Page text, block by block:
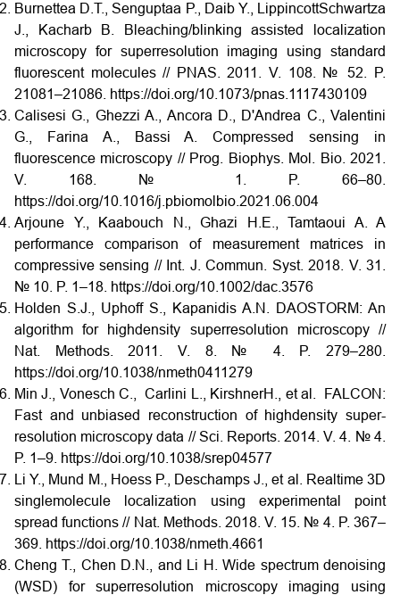
Burnettea D.T., Senguptaa P., Daib Y., Lippincott­Schwartza
J., Kacharb B. Bleaching/blinking assisted localization
microscopy for superresolution imaging using standard
fluorescent molecules // PNAS. 2011. V. 108. № 52. P.
21081–21086. https://doi.org/10.1073/pnas.1117430109
Calisesi G., Ghezzi A., Ancora D., D'Andrea C., Valentini
G., Farina A., Bassi A. Compressed sensing in
fluorescence microscopy // Prog. Biophys. Mol. Bio. 2021.
V. 168. № 1. P. 66–80.
https://doi.org/10.1016/j.pbiomolbio.2021.06.004
Arjoune Y., Kaabouch N., Ghazi H.E., Tamtaoui A. A
performance comparison of measurement matrices in
compressive sensing // Int. J. Commun. Syst. 2018. V. 31.
№ 10. P. 1–18. https://doi.org/10.1002/dac.3576
Holden S.J., Uphoff S., Kapanidis A.N. DAOSTORM: An
algorithm for high­density super­resolution microscopy //
Nat. Methods. 2011. V. 8. № 4. P. 279–280.
https://doi.org/10.1038/nmeth0411­279
Min J., Vonesch C., Carlini L., KirshnerH., et al. FALCON:
Fast and unbiased reconstruction of high­density super­
resolution microscopy data // Sci. Reports. 2014. V. 4. № 4.
P. 1–9. https://doi.org/10.1038/srep04577
Li Y., Mund M., Hoess P., Deschamps J., et al. Real­time 3D
single­molecule localization using experimental point
spread functions // Nat. Methods. 2018. V. 15. № 4. P. 367–
369. https://doi.org/10.1038/nmeth.4661
Cheng T., Chen D.N., and Li H. Wide spectrum denoising
(WSD) for superresolution microscopy imaging using